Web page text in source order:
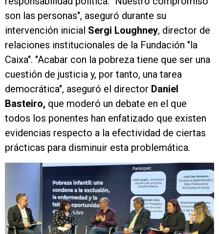
son las personas", aseguró durante su
intervención inicial Sergi Loughney, director de
relaciones institucionales de la Fundación "la
Caixa". "Acabar con la pobreza tiene que ser una
cuestión de justicia y, por tanto, una tarea
democrática", aseguró el director Daniel
Basteiro, que moderó un debate en el que
todos los ponentes han enfatizado que existen
evidencias respecto a la efectividad de ciertas
prácticas para disminuir esta problemática.